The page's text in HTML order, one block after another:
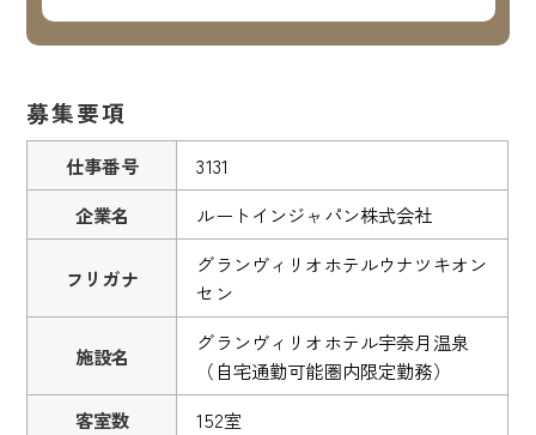
募集要項
仕事番号
3131
企業名
ルートインジャパン株式会社
フリガナ
グランヴィリオホテルウナツキオン
セン
施設名
グランヴィリオホテル宇奈月温泉
（自宅通勤可能圏内限定勤務）
客室数
152室